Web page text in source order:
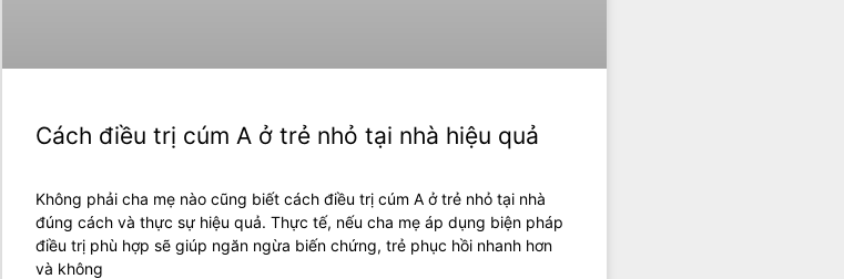
Cách điều trị cúm A ở trẻ nhỏ tại nhà hiệu quả
Không phải cha mẹ nào cũng biết cách điều trị cúm A ở trẻ nhỏ tại nhà
đúng cách và thực sự hiệu quả. Thực tế, nếu cha mẹ áp dụng biện pháp
điều trị phù hợp sẽ giúp ngăn ngừa biến chứng, trẻ phục hồi nhanh hơn
và không